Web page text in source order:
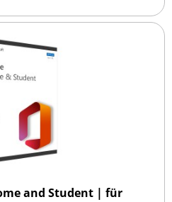
and Student | für